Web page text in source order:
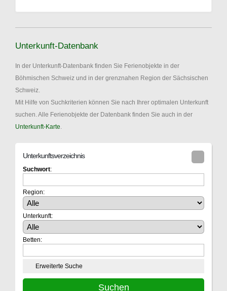
Unterkunft-Datenbank
In der Unterkunft-Datenbank finden Sie Ferienobjekte in der
Böhmischen Schweiz und in der grenznahen Region der Sächsischen
Schweiz.
Mit Hilfe von Suchkriterien können Sie nach Ihrer optimalen Unterkunft
suchen. Alle Ferienobjekte der Datenbank finden Sie auch in der
Unterkunft-Karte
Unterkunftsverzeichnis
Suchwort:
Region:
Unterkunft:
Betten:
Erweiterte Suche